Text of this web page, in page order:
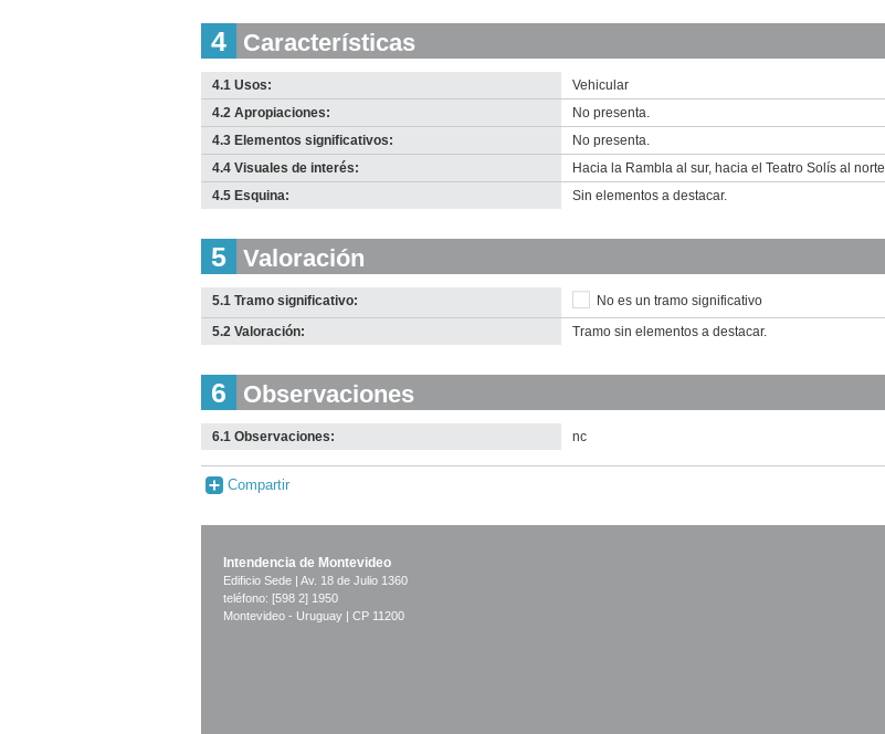
Inventario 2010
Ciudadela (Ci 8)
Descargar tamaño original
Inventario 2010
Ciudadela (Ci 8)
Descargar tamaño original
Anterior Pausa Siguiente
4 Características
4.1 Usos:
Vehicular
4.2 Apropiaciones:
No presenta.
4.3 Elementos significativos:
No presenta.
4.4 Visuales de interés:
Hacia la Rambla al sur, hacia el Teatro Solís al norte.
4.5 Esquina:
Sin elementos a destacar.
5 Valoración
5.1 Tramo significativo:
No es un tramo significativo
5.2 Valoración:
Tramo sin elementos a destacar.
6 Observaciones
6.1 Observaciones: nc
Compartir
Intendencia de Montevideo
Edificio Sede | Av. 18 de Julio 1360
teléfono: [598 2] 1950
Montevideo - Uruguay | CP 11200